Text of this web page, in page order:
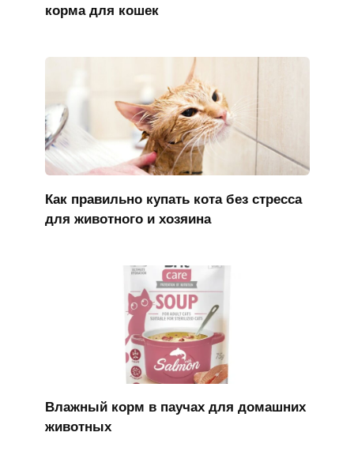
корма для кошек
Как правильно купать кота без стресса
для животного и хозяина
Влажный корм в паучах для домашних
животных